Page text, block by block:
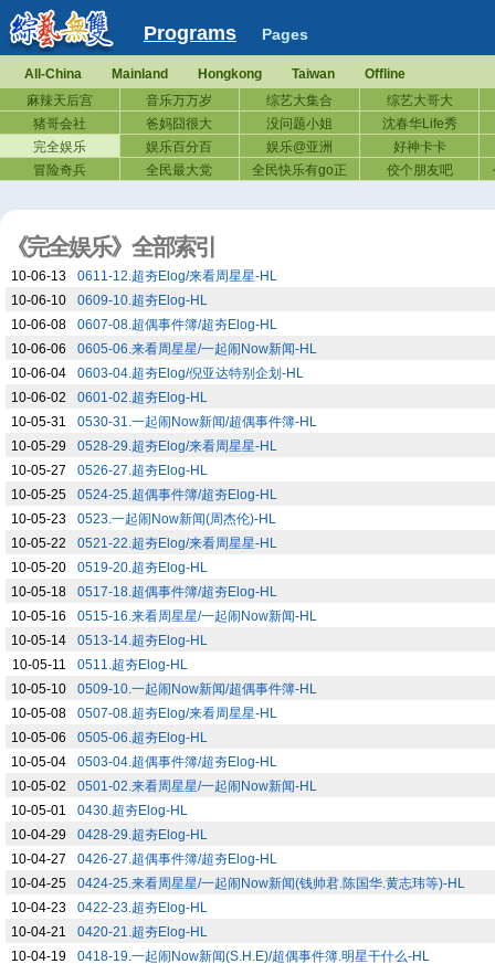
Programs Pages
All-China Mainland Hongkong Taiwan
Offline
麻辣天后宫
音乐万万岁 综艺大集合
综艺大哥大
猪哥会社
爸妈囧很大 没问题小姐
沈春华Life秀
完全娱乐
娱乐百分百 娱乐@亚洲
好神卡卡
冒险奇兵
全民最大党 全民快乐有go正 佼个朋友吧
《完全娱乐》全部索引
10-06-13
0611-12.超夯Elog/来看周星星-HL
10-06-10
0609-10.超夯Elog-HL
10-06-08
0607-08.超偶事件簿/超夯Elog-HL
10-06-06
0605-06.来看周星星/一起闹Now新闻-HL
10-06-04
0603-04.超夯Elog/倪亚达特别企划-HL
10-06-02
0601-02.超夯Elog-HL
10-05-31
0530-31.一起闹Now新闻/超偶事件簿-HL
10-05-29
0528-29.超夯Elog/来看周星星-HL
10-05-27
0526-27.超夯Elog-HL
10-05-25
0524-25.超偶事件簿/超夯Elog-HL
10-05-23
0523.一起闹Now新闻(周杰伦)-HL
10-05-22
0521-22.超夯Elog/来看周星星-HL
10-05-20
0519-20.超夯Elog-HL
10-05-18
0517-18.超偶事件簿/超夯Elog-HL
10-05-16
0515-16.来看周星星/一起闹Now新闻-HL
10-05-14
0513-14.超夯Elog-HL
10-05-11
0511.超夯Elog-HL
10-05-10
0509-10.一起闹Now新闻/超偶事件簿-HL
10-05-08
0507-08.超夯Elog/来看周星星-HL
10-05-06
0505-06.超夯Elog-HL
10-05-04
0503-04.超偶事件簿/超夯Elog-HL
10-05-02
0501-02.来看周星星/一起闹Now新闻-HL
10-05-01
0430.超夯Elog-HL
10-04-29
0428-29.超夯Elog-HL
10-04-27
0426-27.超偶事件簿/超夯Elog-HL
10-04-25
0424-25.来看周星星/一起闹Now新闻(钱帅君.陈国华.黄志玮等)-HL
10-04-23
0422-23.超夯Elog-HL
10-04-21
0420-21.超夯Elog-HL
10-04-19
0418-19.一起闹Now新闻(S.H.E)/超偶事件簿.明星干什么-HL